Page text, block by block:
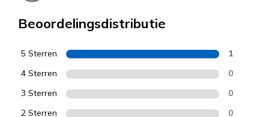
Beoordelingsdistributie
5 Sterren 1
4 Sterren 0
3 Sterren 0
2 Sterren 0